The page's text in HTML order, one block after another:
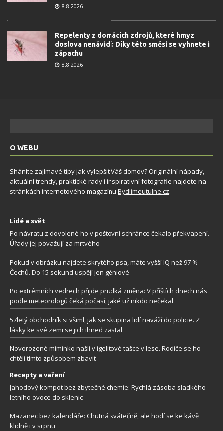
8.8.2026
Repelenty z domácích zdrojů, které hmyz
doslova nenávidí: Díky této směsi se vyhnete i
zápachu
8.8.2026
O WEBU
Sháníte zajímavé tipy jak vylepšit Váš domov? Originální nápady,
aktuální trendy, praktické rady i inspirativní fotografie najdete na
stránkách internetového magazínu Bydlimeutulne.cz.
Lidé a svět
Po návratu z dovolené ho v poštovní schránce čekalo překvapení.
Úřady jej považují za mrtvého
Pokud v obrázku najdete skrytého psa, máte vyšší IQ než 97 %
Čechů. Do 15 sekund uspějí jen géniové
Po extrémních vedrech přijde prudká změna: V příštích dnech nás
podle meteorologů čeká počasí, jaké už nikdo nečekal
57letý obchodník si všiml, jak se skupina lidí naváží do policie. Z
lásky ke své zemi se jich ihned zastal
Novorozené miminko našli v igelitové tašce v lese. Rodiče se ho
chtěli tímto způsobem zbavit
Recepty a vaření
Jahodový kompot bez zbytečné chemie: Rychlá zásoba sladkého
letního ovoce do sklenic
Mazanec bez kalendáře: Chutná svátečně, ale hodí se ke kávě
klidně i v srpnu